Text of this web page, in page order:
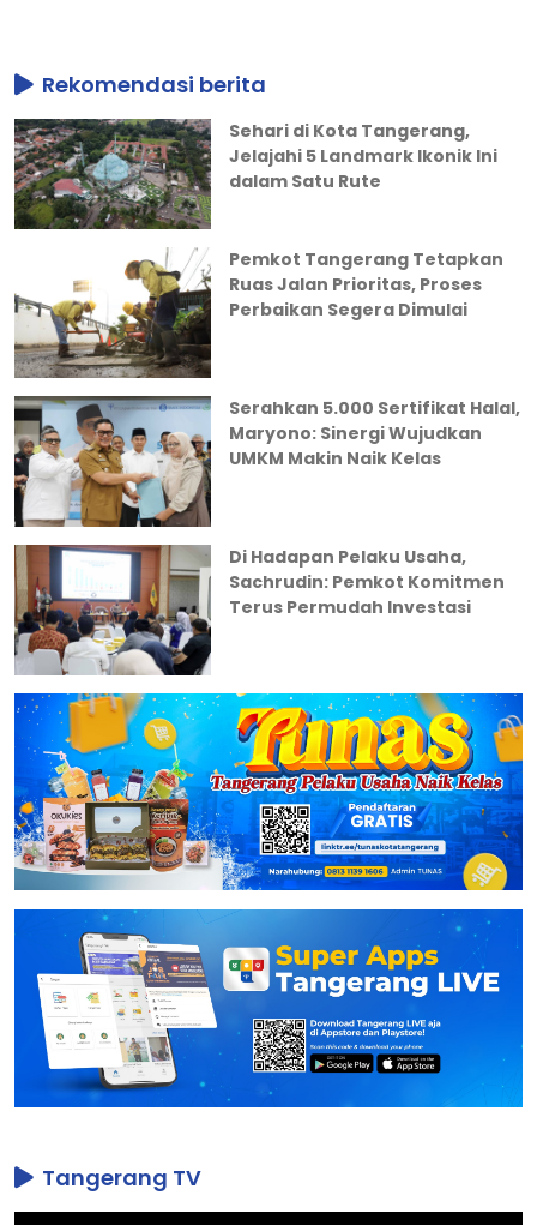
Rekomendasi berita
Sehari di Kota Tangerang,
Jelajahi 5 Landmark Ikonik Ini
dalam Satu Rute
Pemkot Tangerang Tetapkan
Ruas Jalan Prioritas, Proses
Perbaikan Segera Dimulai
Serahkan 5.000 Sertifikat Halal,
Maryono: Sinergi Wujudkan
UMKM Makin Naik Kelas
Di Hadapan Pelaku Usaha,
Sachrudin: Pemkot Komitmen
Terus Permudah Investasi
Tangerang TV